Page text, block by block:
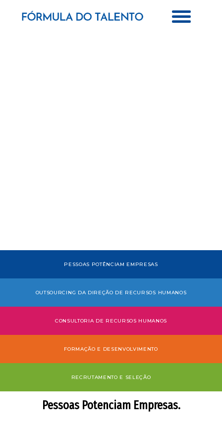
PESSOAS POTÊNCIAM EMPRESAS
OUTSOURCING DA DIREÇÃO DE RECURSOS HUMANOS
CONSULTORIA DE RECURSOS HUMANOS
FORMAÇÃO E DESENVOLVIMENTO
RECRUTAMENTO E SELEÇÃO
Pessoas Potenciam Empresas.